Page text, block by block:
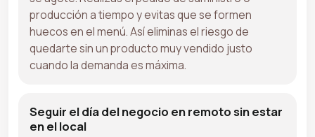
producción a tiempo y evitas que se formen
huecos en el menú. Así eliminas el riesgo de
quedarte sin un producto muy vendido justo
cuando la demanda es máxima.
Seguir el día del negocio en remoto sin estar
en el local